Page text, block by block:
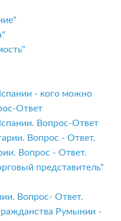
- кого можно
Ответ
Вопрос-Ответ
Вопрос - Ответ.
Вопрос - Ответ.
представитель"
Вопрос- Ответ.
Румынии -